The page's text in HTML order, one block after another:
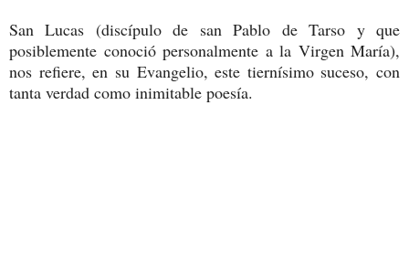
San Lucas (discípulo de san Pablo de Tarso y que
posiblemente conoció personalmente a la Virgen María),
nos refiere, en su Evangelio, este tiernísimo suceso, con
tanta verdad como inimitable poesía.